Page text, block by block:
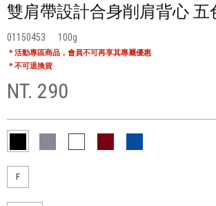
雙肩帶設計合身削肩背心 五
01150453 100
* 活動專區商品，會員不可再享其專屬優惠
* 不可退換貨
NT. 290
F